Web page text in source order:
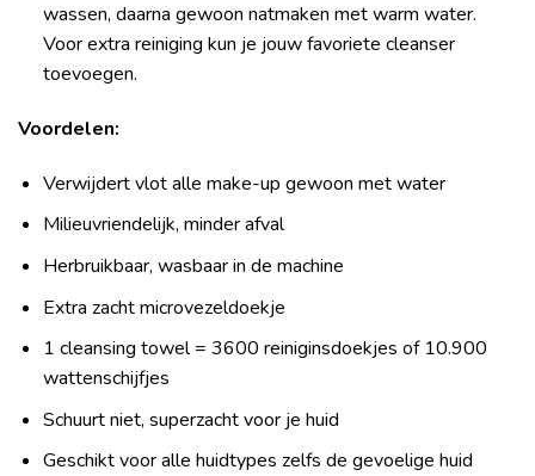
wassen, daarna gewoon natmaken met warm water.
Voor extra reiniging kun je jouw favoriete cleanser
toevoegen.
Voordelen:
Verwijdert vlot alle make-up gewoon met water
Milieuvriendelijk, minder afval
Herbruikbaar, wasbaar in de machine
Extra zacht microvezeldoekje
1 cleansing towel = 3600 reiniginsdoekjes of 10.900
wattenschijfjes
Schuurt niet, superzacht voor je huid
Geschikt voor alle huidtypes zelfs de gevoelige huid